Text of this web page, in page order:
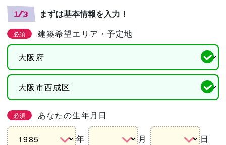
1/3 まずは基本情報を入力！
必須 建築希望エリア・予定地
必須 あなたの生年月日
年 月 日